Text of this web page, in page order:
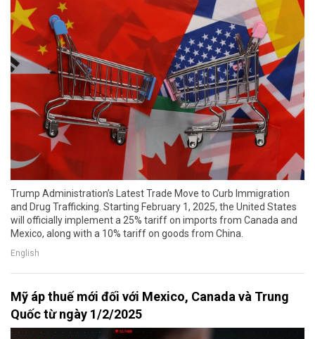
Trump Administration’s Latest Trade Move to Curb Immigration
and Drug Trafficking. Starting February 1, 2025, the United States
will officially implement a 25% tariff on imports from Canada and
Mexico, along with a 10% tariff on goods from China.
English
Mỹ áp thuế mới đối với Mexico, Canada và Trung
Quốc từ ngày 1/2/2025